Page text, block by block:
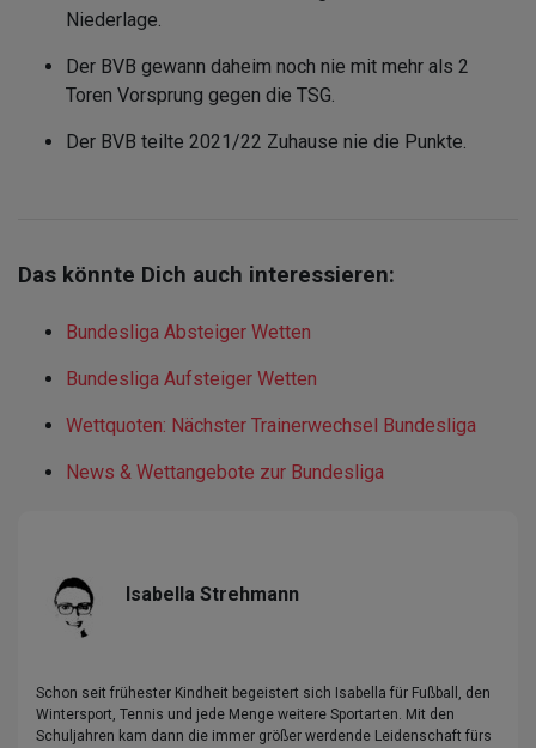
Niederlage.
Der BVB gewann daheim noch nie mit mehr als 2
Toren Vorsprung gegen die TSG.
Der BVB teilte 2021/22 Zuhause nie die Punkte.
Das könnte Dich auch interessieren:
Bundesliga Absteiger Wetten
Bundesliga Aufsteiger Wetten
Wettquoten: Nächster Trainerwechsel Bundesliga
News & Wettangebote zur Bundesliga
Isabella Strehmann
Schon seit frühester Kindheit begeistert sich Isabella für Fußball, den
Wintersport, Tennis und jede Menge weitere Sportarten. Mit den
Schuljahren kam dann die immer größer werdende Leidenschaft fürs